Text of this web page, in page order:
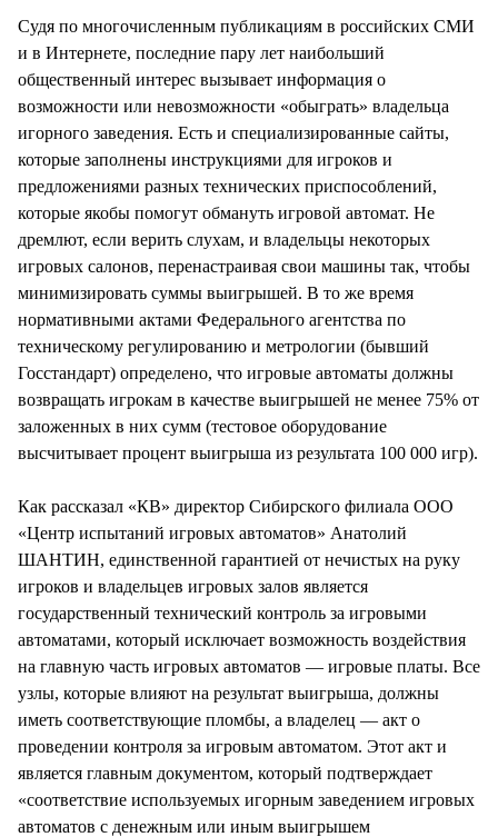
Судя по многочисленным публикациям в российских СМИ
и в Интернете, последние пару лет наибольший
общественный интерес вызывает информация о
возможности или невозможности «обыграть» владельца
игорного заведения. Есть и специализированные сайты,
которые заполнены инструкциями для игроков и
предложениями разных технических приспособлений,
которые якобы помогут обмануть игровой автомат. Не
дремлют, если верить слухам, и владельцы некоторых
игровых салонов, перенастраивая свои машины так, чтобы
минимизировать суммы выигрышей. В то же время
нормативными актами Федерального агентства по
техническому регулированию и метрологии (бывший
Госстандарт) определено, что игровые автоматы должны
возвращать игрокам в качестве выигрышей не менее 75% от
заложенных в них сумм (тестовое оборудование
высчитывает процент выигрыша из результата 100 000 игр).
Как рассказал «КВ» директор Сибирского филиала ООО
«Центр испытаний игровых автоматов» Анатолий
ШАНТИН, единственной гарантией от нечистых на руку
игроков и владельцев игровых залов является
государственный технический контроль за игровыми
автоматами, который исключает возможность воздействия
на главную часть игровых автоматов — игровые платы. Все
узлы, которые влияют на результат выигрыша, должны
иметь соответствующие пломбы, а владелец — акт о
проведении контроля за игровым автоматом. Этот акт и
является главным документом, который подтверждает
«соответствие используемых игорным заведением игровых
автоматов с денежным или иным выигрышем